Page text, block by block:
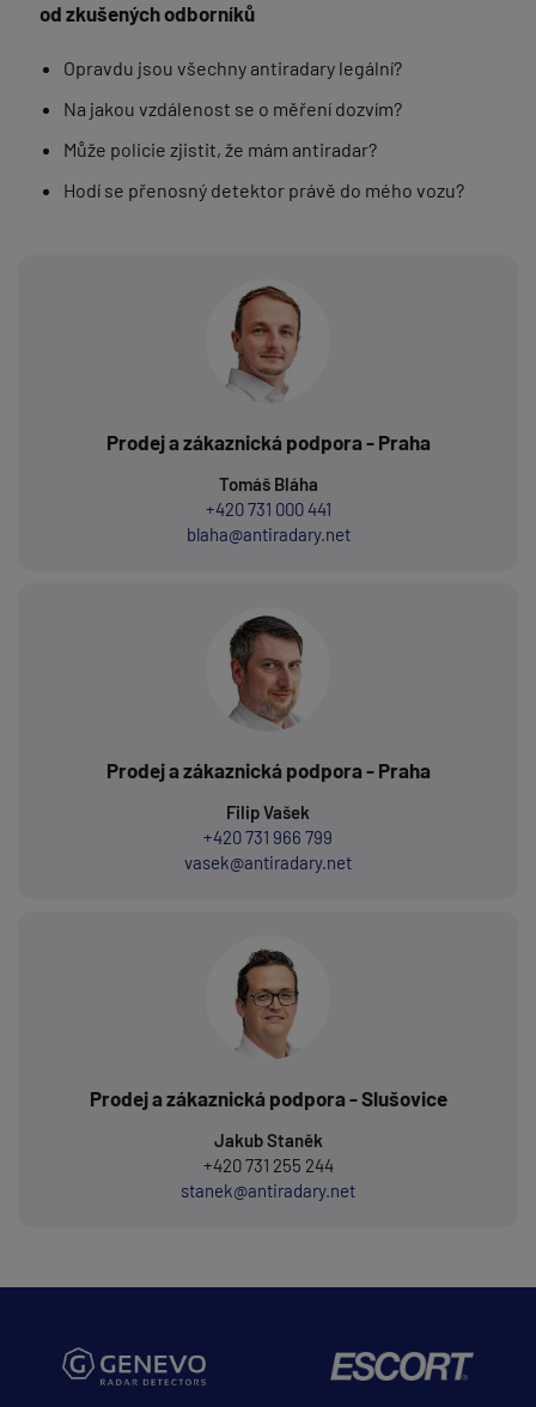
od zkušených odborníků
Opravdu jsou všechny antiradary legální?
Na jakou vzdálenost se o měření dozvím?
Může policie zjistit, že mám antiradar?
Hodí se přenosný detektor právě do mého vozu?
Prodej a zákaznická podpora - Praha
Tomáš Bláha
+420 731 000 441
blaha@antiradary.net
Prodej a zákaznická podpora - Praha
Filip Vašek
+420 731 966 799
vasek@antiradary.net
Prodej a zákaznická podpora - Slušovice
Jakub Staněk
+420 731 255 244
stanek@antiradary.net